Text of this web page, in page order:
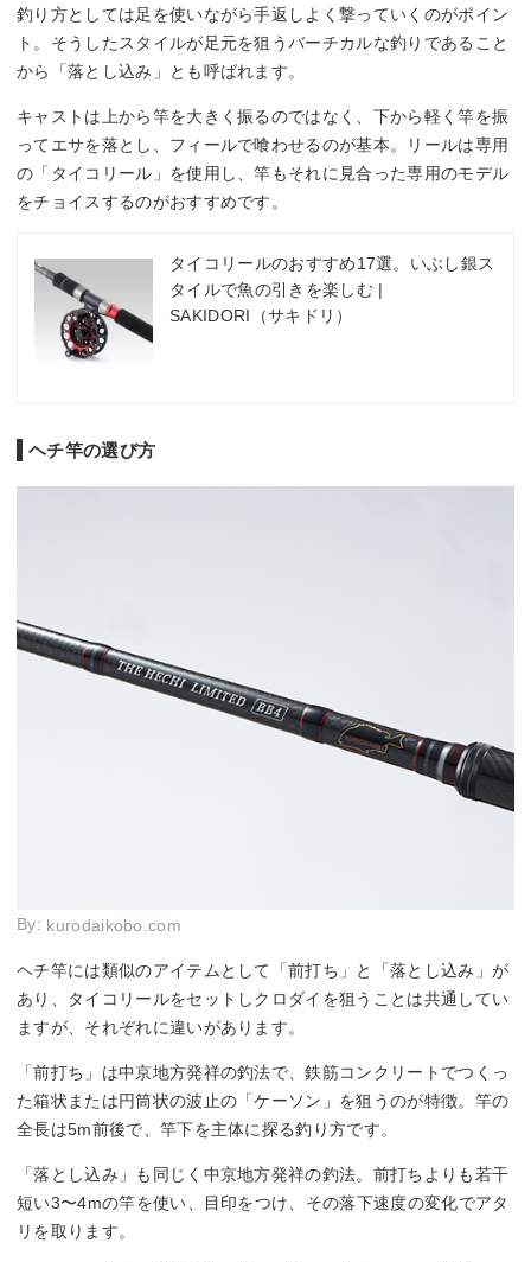
釣り方としては足を使いながら手返しよく撃っていくのがポイン
ト。そうしたスタイルが足元を狙うバーチカルな釣りであること
から「落とし込み」とも呼ばれます。
キャストは上から竿を大きく振るのではなく、下から軽く竿を振
ってエサを落とし、フィールで喰わせるのが基本。リールは専用
の「タイコリール」を使用し、竿もそれに見合った専用のモデル
をチョイスするのがおすすめです。
タイコリールのおすすめ17選。いぶし銀ス
タイルで魚の引きを楽しむ |
SAKIDORI（サキドリ）
ヘチ竿の選び方
By: kurodaikobo.com
ヘチ竿には類似のアイテムとして「前打ち」と「落とし込み」が
あり、タイコリールをセットしクロダイを狙うことは共通してい
ますが、それぞれに違いがあります。
「前打ち」は中京地方発祥の釣法で、鉄筋コンクリートでつくっ
た箱状または円筒状の波止の「ケーソン」を狙うのが特徴。竿の
全長は5m前後で、竿下を主体に探る釣り方です。
「落とし込み」も同じく中京地方発祥の釣法。前打ちよりも若干
短い3〜4mの竿を使い、目印をつけ、その落下速度の変化でアタ
リを取ります。